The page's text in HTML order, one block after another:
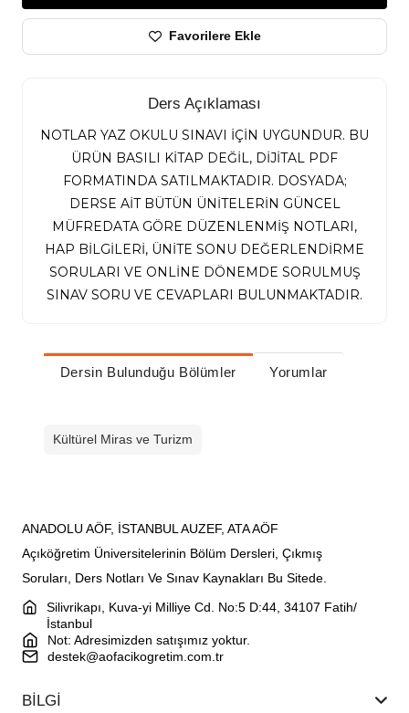
Favorilere Ekle
Ders Açıklaması
NOTLAR YAZ OKULU SINAVI İÇİN UYGUNDUR. BU
ÜRÜN BASILI KİTAP DEĞİL, DİJİTAL PDF
FORMATINDA SATILMAKTADIR. DOSYADA;
DERSE AİT BÜTÜN ÜNİTELERİN GÜNCEL
MÜFREDATA GÖRE DÜZENLENMİŞ NOTLARI,
HAP BİLGİLERİ, ÜNİTE SONU DEĞERLENDİRME
SORULARI VE ONLİNE DÖNEMDE SORULMUŞ
SINAV SORU VE CEVAPLARI BULUNMAKTADIR.
Dersin Bulunduğu Bölümler Yorumlar
Kültürel Miras ve Turizm
ANADOLU AÖF, İSTANBUL AUZEF, ATA AÖF
Açıköğretim Üniversitelerinin Bölüm Dersleri, Çıkmış
Soruları, Ders Notları Ve Sınav Kaynakları Bu Sitede.
Silivrikapı, Kuva-yi Milliye Cd. No:5 D:44, 34107 Fatih/
İstanbul
Not: Adresimizden satışımız yoktur.
destek@aofacikogretim.com.tr
BİLGİ